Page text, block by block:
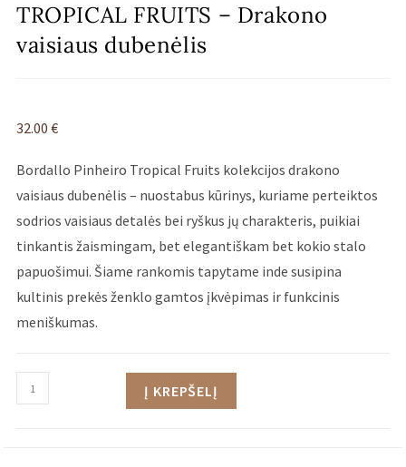
TROPICAL FRUITS – Drakono
vaisiaus dubenėlis
32.00€
Bordallo Pinheiro Tropical Fruits kolekcijos drakono
vaisiaus dubenėlis – nuostabus kūrinys, kuriame perteiktos
sodrios vaisiaus detalės bei ryškus jų charakteris, puikiai
tinkantis žaismingam, bet elegantiškam bet kokio stalo
papuošimui. Šiame rankomis tapytame inde susipina
kultinis prekės ženklo gamtos įkvėpimas ir funkcinis
meniškumas.
Į KREPŠELĮ